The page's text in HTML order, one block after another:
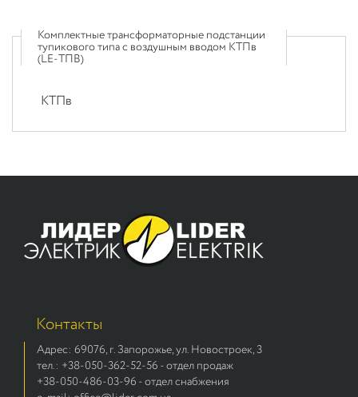
Комплектные трансформаторные подстанции
тупикового типа с воздушным вводом КТПв
(LE-ТПВ)
КТПв
Контакты
Адрес: 69076, г. Запорожье, ул. Новостроек, 3
тел.: +38-050-362-52-56 - отдел продаж
+38-050-486-03-96 - отдел снабжения